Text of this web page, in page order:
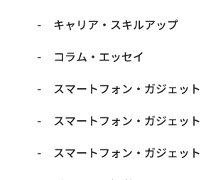
キャリア・スキルアップ
コラム・エッセイ
スマートフォン・ガジェット
スマートフォン・ガジェット
スマートフォン・ガジェット